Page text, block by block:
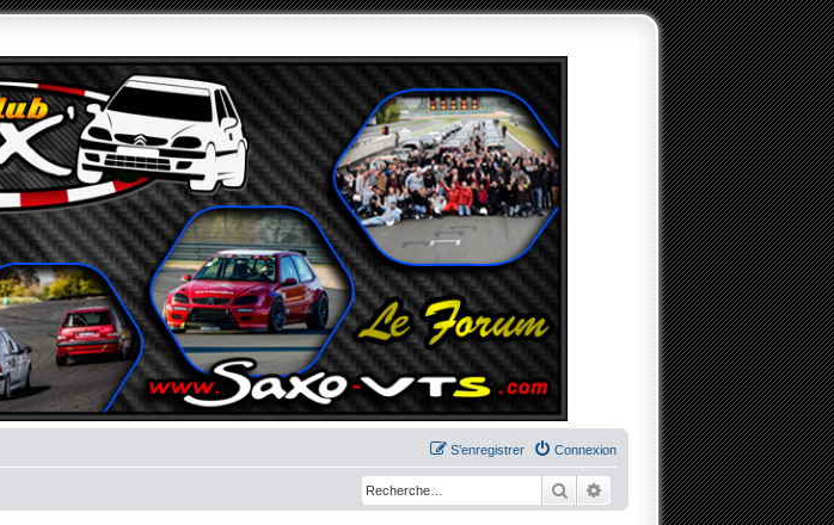
Connexion
S’enregistrer
RechercherRecherche avancée